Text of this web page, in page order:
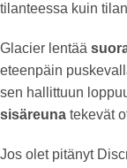
tilanteessa kuin
Glacier lentää
eteenpäin
sen hallittuun
sisäreuna tekevät
Jos olet pitänyt